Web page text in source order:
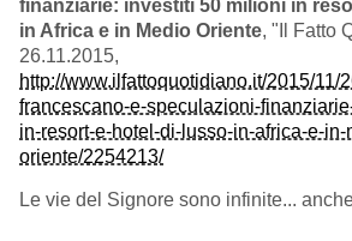
finanziarie: investiti 50 milioni in
in Africa e in Medio Oriente, "Il Fatto
26.11.2015,
http://www.ilfattoquotidiano.it/2015/11/
francescano-e-speculazioni-
in-resort-e-hotel-di-lusso-in-africa-e-in-
oriente/2254213/
Le vie del Signore sono infinite...